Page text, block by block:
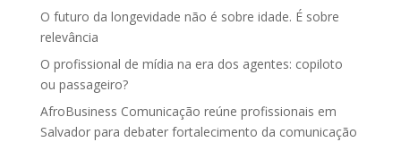
O futuro da longevidade não é sobre idade. É sobre
relevância
O profissional de mídia na era dos agentes: copiloto
ou passageiro?
AfroBusiness Comunicação reúne profissionais em
Salvador para debater fortalecimento da comunicação